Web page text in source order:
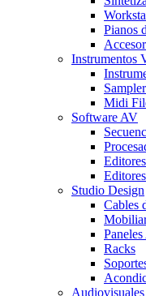
Pianos
Instrumentos
Midi
Software AV
Studio Design
Cables
Racks
Audiovisuales